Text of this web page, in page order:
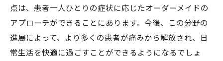
点は、患者一人ひとりの症状に応じたオーダーメイドの
アプローチができることにあります。今後、この分野の
進展によって、より多くの患者が痛みから解放され、日
常生活を快適に過ごすことができるようになるでしょ